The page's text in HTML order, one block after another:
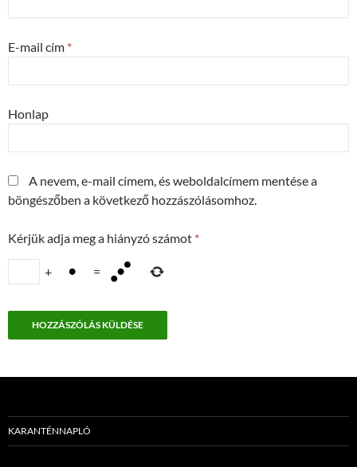
E-mail cím *
Honlap
A nevem, e-mail címem, és weboldalcímem mentése a
böngészőben a következő hozzászólásomhoz.
Kérjük adja meg a hiányzó számot *
+ =
KARANTÉNNAPLÓ